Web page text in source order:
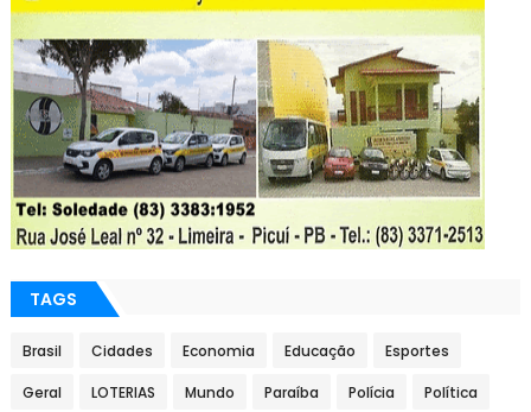
TAGS
Brasil Cidades Economia Educação Esportes
Geral LOTERIAS Mundo Paraíba Polícia Política